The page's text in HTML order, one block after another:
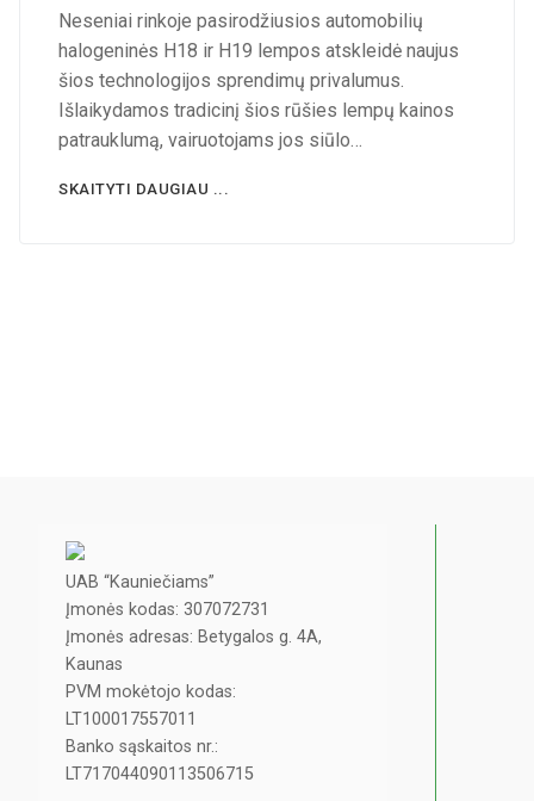
Neseniai rinkoje pasirodžiusios automobilių
halogeninės H18 ir H19 lempos atskleidė naujus
šios technologijos sprendimų privalumus.
Išlaikydamos tradicinį šios rūšies lempų kainos
patrauklumą, vairuotojams jos siūlo…
SKAITYTI DAUGIAU ...
UAB “Kauniečiams”
Įmonės kodas: 307072731
Įmonės adresas: Betygalos g. 4A,
Kaunas
PVM mokėtojo kodas:
LT100017557011
Banko sąskaitos nr.:
LT717044090113506715